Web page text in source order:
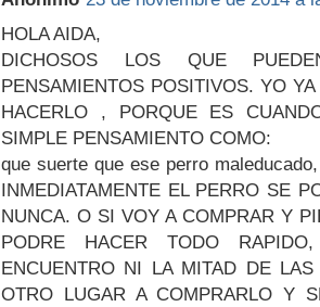
HOLA AIDA,
DICHOSOS LOS QUE
PENSAMIENTOS POSITIVOS. YO
HACERLO , PORQUE ES
SIMPLE PENSAMIENTO COMO:
que suerte que ese perro
INMEDIATAMENTE EL PERRO SE
NUNCA. O SI VOY A COMPRAR Y
PODRE HACER TODO
ENCUENTRO NI LA MITAD DE
OTRO LUGAR A COMPRARLO Y